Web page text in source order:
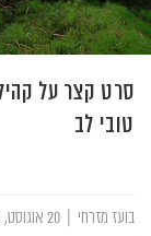
סרט קצר על
טובי לב
בועז מזרחי